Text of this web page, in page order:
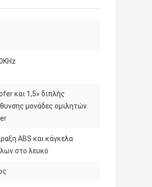
και 1,5» διπλής
μονάδες ομιλητών
ABS και κάγκελα
στο λευκό